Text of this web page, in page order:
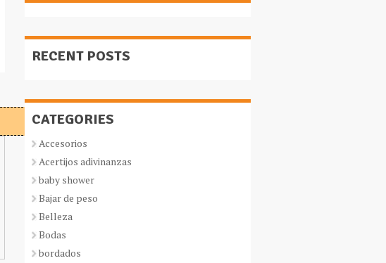
RECENT POSTS
CATEGORIES
Accesorios
Acertijos adivinanzas
baby shower
Bajar de peso
Belleza
Bodas
bordados